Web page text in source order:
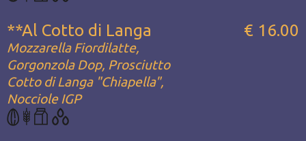
**Al Cotto di Langa
Mozzarella Fiordilatte,
Gorgonzola Dop, Prosciutto
Cotto di Langa "Chiapella",
Nocciole IGP
€ 16.00